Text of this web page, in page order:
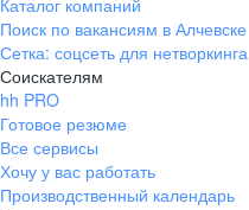
Каталог компаний
Поиск по вакансиям в Алчевске
Сетка: соцсеть для нетворкинга
Соискателям
hh PRO
Готовое резюме
Все сервисы
Хочу у вас работать
Производственный календарь